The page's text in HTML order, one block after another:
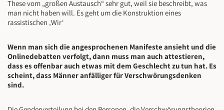
These vom „großen Austausch“ sehr gut, weil sie beschreibt, was
man nicht haben will. Es geht um die Konstruktion eines
rassistischen ‚Wir‘
Wenn man sich die angesprochenen Manifeste ansieht und die
Onlinedebatten verfolgt, dann muss man auch attestieren,
dass es offenbar auch etwas mit dem Geschlecht zu tun hat. Es
scheint, dass Männer anfälliger für Verschwörungsdenken
sind.